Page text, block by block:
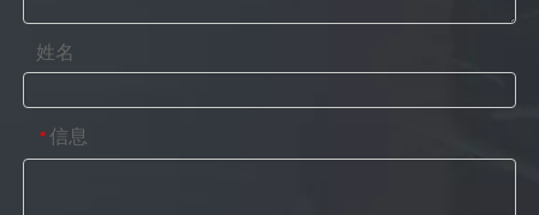
姓名
* 信息